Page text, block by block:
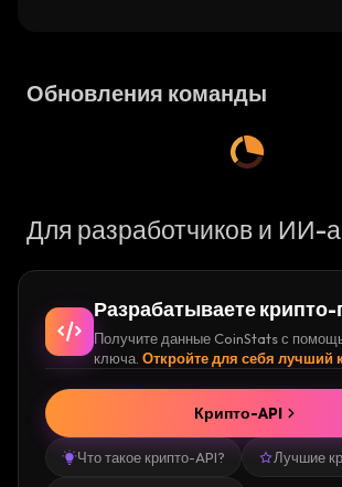
Обновления команды
Для разработчиков и ИИ-
Разрабатываете крипто-
Получите данные CoinStats с
ключа. Откройте для себя лучший
Что такое крипто-API? Лучшие
Крипто-API